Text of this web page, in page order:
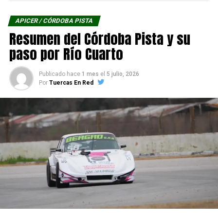
PRÓXIMA NOTICIA
Bonino, Saboretti, Sangoy, Garnero, Longo, Lombardi,
Pedron y Díaz, ganadores en Río Cuarto
NO TE PIERDAS
La Frad toma el control organizativo que tenían Apicer y
Capicor
APICER / CÓRDOBA PISTA
Resumen del Córdoba Pista y su
paso por Río Cuarto
Publicado hace 1 mes el 5 julio, 2026
Por Tuercas En Red